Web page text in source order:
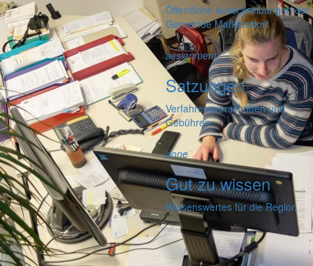
Öffentliche Ausschreibungen der
Gemeinde Markersdorf
assignment
Satzungen
Verfahrensvorschriften und
Gebühren
done
Gut zu wissen
Wissenswertes für die Region